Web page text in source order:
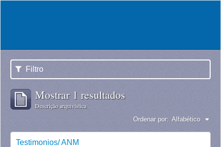
Filtro
Mostrar 1 resultados
Descrição arquivística
Ordenar por: Alfabético
Testimonios/ ANM